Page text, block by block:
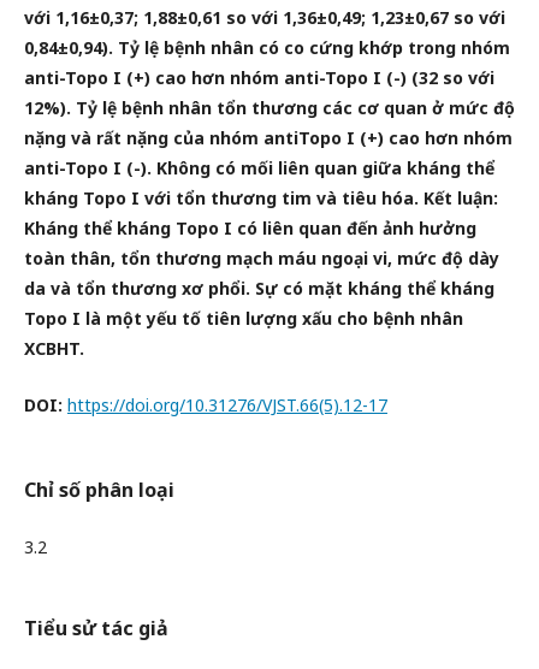
với 1,16±0,37; 1,88±0,61 so với 1,36±0,49; 1,23±0,67 so với
0,84±0,94). Tỷ lệ bệnh nhân có co cứng khớp trong nhóm
anti-Topo I (+) cao hơn nhóm anti-Topo I (-) (32 so với
12%). Tỷ lệ bệnh nhân tổn thương các cơ quan ở mức độ
nặng và rất nặng của nhóm antiTopo I (+) cao hơn nhóm
anti-Topo I (-). Không có mối liên quan giữa kháng thể
kháng Topo I với tổn thương tim và tiêu hóa. Kết luận:
Kháng thể kháng Topo I có liên quan đến ảnh hưởng
toàn thân, tổn thương mạch máu ngoại vi, mức độ dày
da và tổn thương xơ phổi. Sự có mặt kháng thể kháng
Topo I là một yếu tố tiên lượng xấu cho bệnh nhân
XCBHT.
DOI: https://doi.org/10.31276/VJST.66(5).12-17
Chỉ số phân loại
3.2
Tiểu sử tác giả